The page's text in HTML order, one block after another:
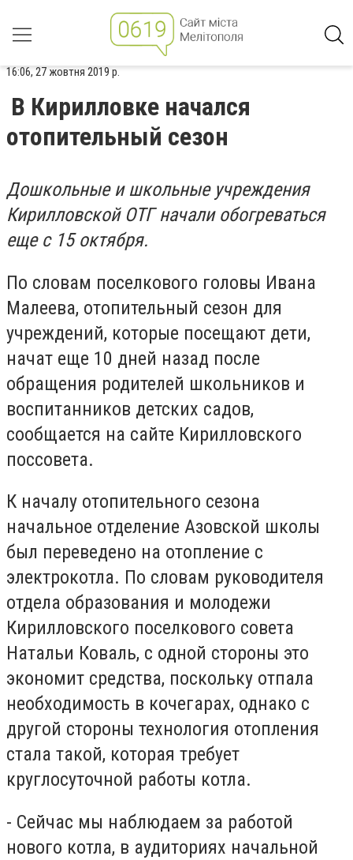
16:06, 27 жовтня 2019 р.
В Кирилловке начался
отопительный сезон
Дошкольные и школьные учреждения
Кирилловской ОТГ начали обогреваться
еще с 15 октября.
По словам поселкового головы Ивана
Малеева, отопительный сезон для
учреждений, которые посещают дети,
начат еще 10 дней назад после
обращения родителей школьников и
воспитанников детских садов,
сообщается на сайте Кирилловского
поссовета.
К началу отопительного сезона
начальное отделение Азовской школы
был переведено на отопление с
электрокотла. По словам руководителя
отдела образования и молодежи
Кирилловского поселкового совета
Натальи Коваль, с одной стороны это
экономит средства, поскольку отпала
необходимость в кочегарах, однако с
другой стороны технология отопления
стала такой, которая требует
круглосуточной работы котла.
- Сейчас мы наблюдаем за работой
нового котла, в аудиториях начальной